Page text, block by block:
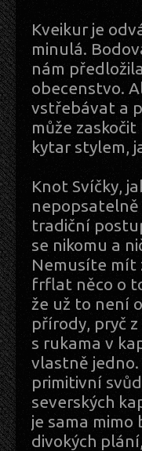
Kveikur je
minulá.
nám
obecenstvo.
vstřebávat a
může
kytar stylem,
Knot Svíčky,
nepopsatelně
tradiční
se nikomu a
Nemusíte mít
frflat něco o
že už to není
přírody, pryč
s rukama v
vlastně jedno.
primitivní
severských
je sama mimo
divokých